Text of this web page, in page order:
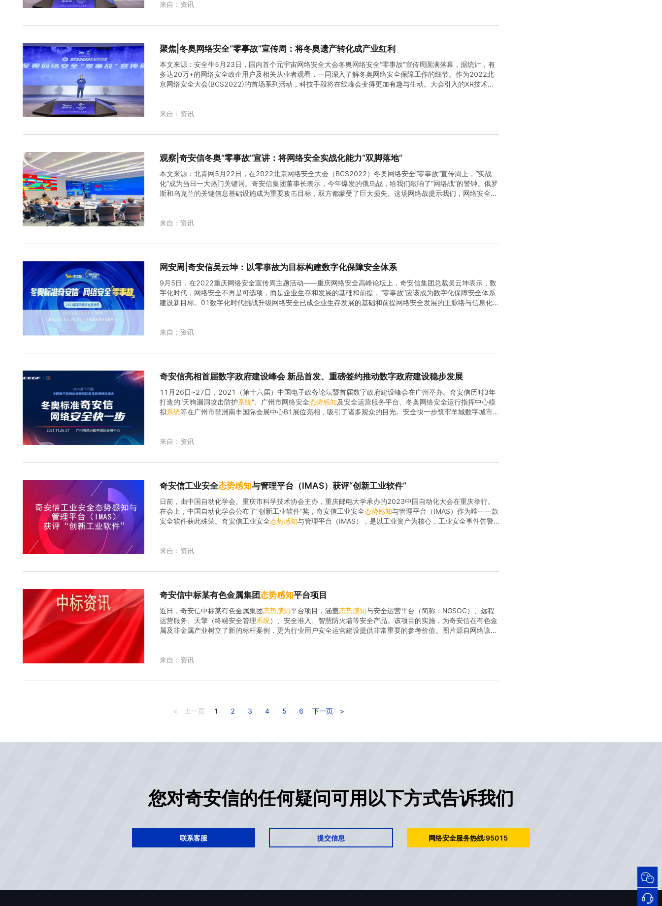
来自：资讯
聚焦|冬奥网络安全“零事故”宣传周：将冬奥遗产转化成产业红利
本文来源：安全牛5月23日，国内首个元宇宙网络安全大会冬奥网络安全“零事故”宣传周圆满落幕，据统计，有
多达20万+的网络安全政企用户及相关从业者观看，一同深入了解冬奥网络安全保障工作的细节。作为2022北
京网络安全大会(BCS2022)的首场系列活动，科技手段将在线峰会变得更加有趣与生动。大会引入的XR技术、
来自：资讯
观察|奇安信冬奥“零事故”宣讲：将网络安全实战化能力“双脚落地”
本文来源：北青网5月22日，在2022北京网络安全大会（BCS2022）冬奥网络安全“零事故”宣传周上，“实战
化”成为当日一大热门关键词。奇安信集团董事长表示，今年爆发的俄乌战，给我们敲响了“网络战”的警钟。俄罗
斯和乌克兰的关键信息基础设施成为重要攻击目标，双方都蒙受了巨大损失。这场网络战提示我们，网络安全水
来自：资讯
网安周|奇安信吴云坤：以零事故为目标构建数字化保障安全体系
9月5日，在2022重庆网络安全宣传周主题活动——重庆网络安全高峰论坛上，奇安信集团总裁吴云坤表示，数
字化时代，网络安全不再是可选项，而是企业生存和发展的基础和前提，“零事故”应该成为数字化保障安全体系
建设新目标。01数字化时代挑战升级网络安全已成企业生存发展的基础和前提网络安全发展的主脉络与信息化
来自：资讯
奇安信亮相首届数字政府建设峰会 新品首发、重磅签约推动数字政府建设稳步发展
11月26日~27日，2021（第十六届）中国电子政务论坛暨首届数字政府建设峰会在广州举办。奇安信历时3年
打造的“天狗漏洞攻击防护系统”、广州市网络安全态势感知及安全运营服务平台、冬奥网络安全运行指挥中心模
拟系统等在广州市琶洲南丰国际会展中心B1展位亮相，吸引了诸多观众的目光。安全快一步筑牢羊城数字城市
来自：资讯
​奇安信工业安全态势感知与管理平台（IMAS）获评“创新工业软件”
日前，由中国自动化学会、重庆市科学技术协会主办，重庆邮电大学承办的2023中国自动化大会在重庆举行。
在会上，中国自动化学会公布了“创新工业软件”奖，奇安信工业安全态势感知与管理平台（IMAS）作为唯一一款
安全软件获此殊荣。奇安信工业安全态势感知与管理平台（IMAS），是以工业资产为核心，工业安全事件告警
来自：资讯
奇安信中标某有色金属集团态势感知平台项目
近日，奇安信中标某有色金属集团态势感知平台项目，涵盖态势感知与安全运营平台（简称：NGSOC）、远程
运营服务、天擎（终端安全管理系统）、安全准入、智慧防火墙等安全产品。该项目的实施，为奇安信在有色金
属及非金属产业树立了新的标杆案例，更为行业用户安全运营建设提供非常重要的参考价值。图片源自网络该有
来自：资讯
< 上一页 1 2 3 4 5 6 下一页 >
95015
网络
安全
您对奇安信的任何疑问可用以下方式告诉我们
联系客服 提交信息 网络安全服务热线:95015